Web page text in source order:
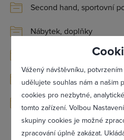
Vážený návštěvníku,
udělujete souhlas nám a našim
cookies pro nezbytné,
tomto zařízení. Volbou
skupiny cookies je možné
zpracování úplně zakázat.
Second hand, sportovní
Nábytek, doplňky
Stroje, nářadí, stavobazary
Elektro, telekomunikace
Ostatní
Zapomněl(a)